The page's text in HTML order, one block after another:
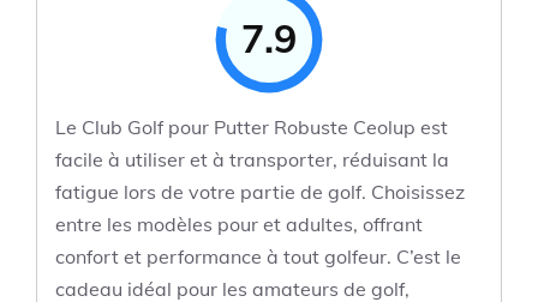
7.9
Le Club Golf pour Putter Robuste Ceolup est
facile à utiliser et à transporter, réduisant la
fatigue lors de votre partie de golf. Choisissez
entre les modèles pour et adultes, offrant
confort et performance à tout golfeur. C’est le
cadeau idéal pour les amateurs de golf,